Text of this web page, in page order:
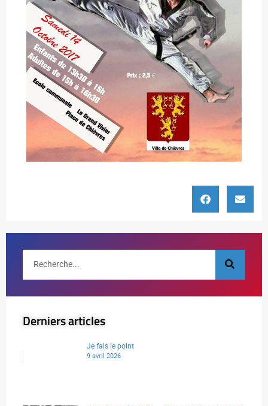
Derniers articles
Je fais le point
9 avril 2026